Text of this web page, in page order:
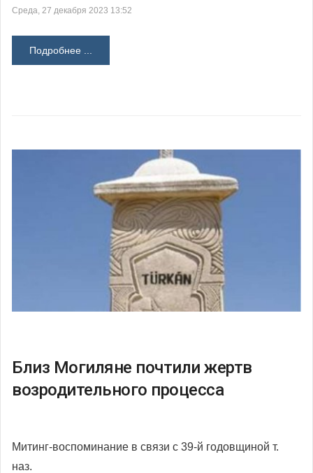
Среда, 27 декабря 2023 13:52
Подробнее ...
Близ Могиляне почтили жертв
возродительного процесса
Митинг-воспоминание в связи с 39-й годовщиной т.
наз.